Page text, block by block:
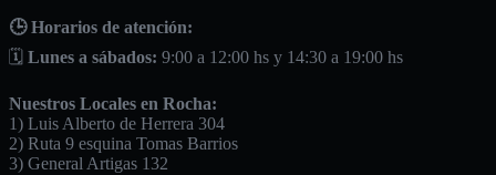
🕒 Horarios de atención:
🗓️ Lunes a sábados: 9:00 a 12:00 hs y 14:30 a 19:00 hs
Nuestros Locales en Rocha:
1) Luis Alberto de Herrera 304
2) Ruta 9 esquina Tomas Barrios
3) General Artigas 132